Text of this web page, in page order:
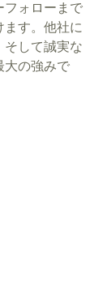
フォローまで
ます。他社に
そして誠実な
大の強みで